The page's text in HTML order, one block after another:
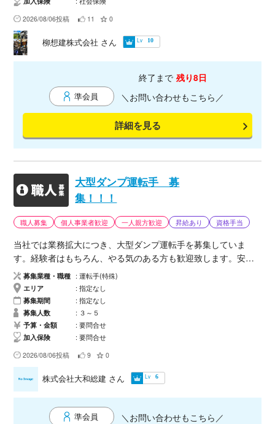
期修繕工事に伴う現場作業です。 【主な作業内容】 * 機器・配
管設備のメンテナンス補助 * ボルト脱着・清掃作業 * 資材運搬 *
養生・片付け * 手元作業 * その他、現場監督の指示による軽作
業 ※経験・資格に応じて作業内容を決定します。 ■応募条件 * 建
社様歓迎 * 真面目に勤務できる方 * 報告・連絡・相談をしっか
り行える方 * 安全ルールを守れる方 ■歓迎資格 * フルハーネス特
別教育 * 足場特別教育 * 職長・安全衛生責任者教育 ※資格がなく
ても現場経験がある方はお気軽にご相談ください。 ■持参品 * 作
業服 * 安全靴 * ヘルメット * 保護具 * 手道具一式 ■提出書類 * 作
業員名簿（緊急連絡先・血液型記載） * 顔写真付き身分証明書
（表裏） * 健康保険証（表裏） * 資格証（表裏） * 健康診断書
（医師による「就労可能」の記載必須） * 白い壁を背景に撮影
した顔写真 * 一人親方労災加入証 * メールアドレス 【車両持込
の場合】 * 車検証 * 自賠責保険証 * 自動車検査証 * 車種・車両色
* 任意保険証券 ■事前教育 インターネットを使用した事前講習が
あります。 受講のため、各人のメールアドレスをご準備くださ
い。
2026/08/06投稿 11 0
準会員
終了まで 残り8日
＼お問い合わせもこちら／
詳細を見る
柳想建株式会社 さん Lv 10
大型ダンプ運転手 募
集！！！
職人募集 個人事業者歓迎 一人親方歓迎 昇給あり 資格手当
当社では業務拡大につき、大型ダンプ運転手を募集していま
す。経験者はもちろん、やる気のある方も歓迎致します。安全
第一に安心して長く働ける職場づくりを大切にしています。 募
集職種 大型ダンプ運転手（１０ｔ） 仕事内容 ・土砂、残土、
砕石、アスファルトなどの運搬 ・建設現場、プラントへの配送
・車両の日常点検、清掃 応募資格 ・大型自動車免許 ・学歴、
年齢不問 ・経験者優遇 ・未経験者も相談可 給与 月給３０万～
５０万 ※経験、能力を考慮のうえ決定します。 勤務時間 ８：０
０～１７：００ ※現場により変動あり 休日 ・日曜日 ・GW、夏
季休暇、年末年始 福利厚生 ・社会保険完備 ・制服貸与 ・マイ
カー通勤 ・各種手当 応募内容 お電話またはメールよりお気軽
に応募ください。 面接日程をご案内致します。 【安全第一】で
一緒に働ける仲間をお待ちしております。
募集業種・職種
運転手(特殊)
エリア
指定なし
募集期間
指定なし
募集人数
３～５
予算・金額
要問合せ
加入保険
要問合せ
2026/08/06投稿 9 0
準会員 ＼お問い合わせもこちら／
株式会社大和総建 さん Lv 6